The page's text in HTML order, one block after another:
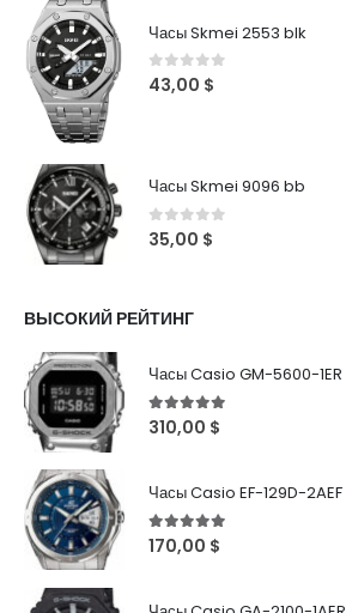
Часы Skmei 2553 blk
0 out of 5
43,00 $
Часы Skmei 9096 bb
0out of 5
35,00 $
ВЫСОКИЙ РЕЙТИНГ
Часы Casio GM-5600-1ER
5out of 5
310,00 $
Часы Casio EF-129D-2AEF
5out of 5
170,00 $